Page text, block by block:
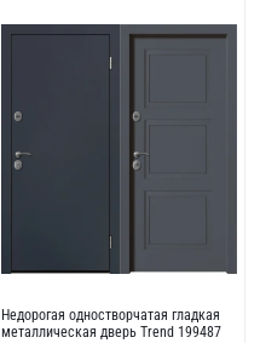
Недорогая одностворчатая гладкая
металлическая дверь Trend 199487